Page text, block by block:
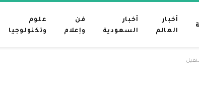
أخبار
العالم
أخبار
السعودية
فن
وإعلام
علوم
وتكنولوجيا